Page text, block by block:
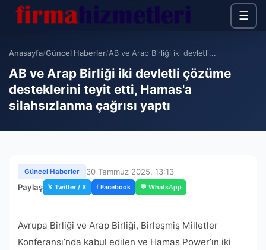
☰
Anasayfa/Güncel Haberler/AB ve Arap Birliği iki devletli...
AB ve Arap Birliği iki devletli çözüme
desteklerini teyit etti, Hamas'a
silahsızlanma çağrısı yaptı
Güncel Haberler
30 Temmuz 2025, 13:13
Paylaş 𝕏 Twitter / X f Facebook 💬 WhatsApp
Avrupa Birliği ve Arap Birliği, Birleşmiş Milletler
Konferansı’nda kabul edilen ve Hamas Power’ın iki